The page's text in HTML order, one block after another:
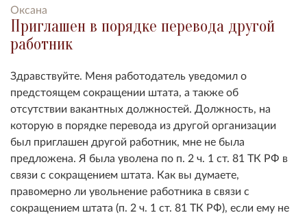
Оксана
Приглашен в порядке перевода другой
работник
Здравствуйте. Меня работодатель уведомил о
предстоящем сокращении штата, а также об
отсутствии вакантных должностей. Должность, на
которую в порядке перевода из другой организации
был приглашен другой работник, мне не была
предложена. Я была уволена по п. 2 ч. 1 ст. 81 ТК РФ в
связи с сокращением штата. Как вы думаете,
правомерно ли увольнение работника в связи с
сокращением штата (п. 2 ч. 1 ст. 81 ТК РФ), если ему не